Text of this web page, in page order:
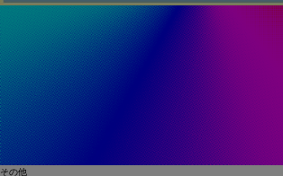
その他